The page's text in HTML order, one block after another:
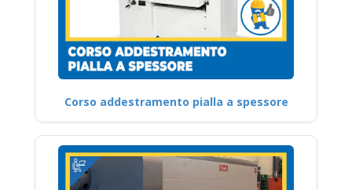
Corso addestramento pialla a spessore